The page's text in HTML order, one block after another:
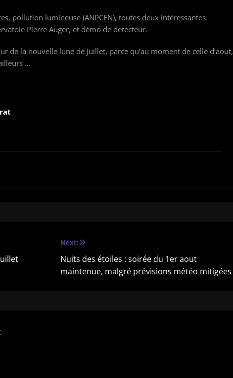
pollution lumineuse (ANPCEN), toutes deux intéressantes.
Pierre Auger, et démo de detecteur.
de la nouvelle lune de Juillet, parce qu’au moment de celle d’aout,
…
Next:
Nuits des étoiles : soirée du 1er aout
maintenue, malgré prévisions météo mitigées